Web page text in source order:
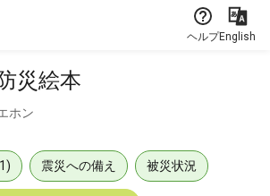
ヘルプEnglish
災絵本
ホン
震災への備え 被災状況